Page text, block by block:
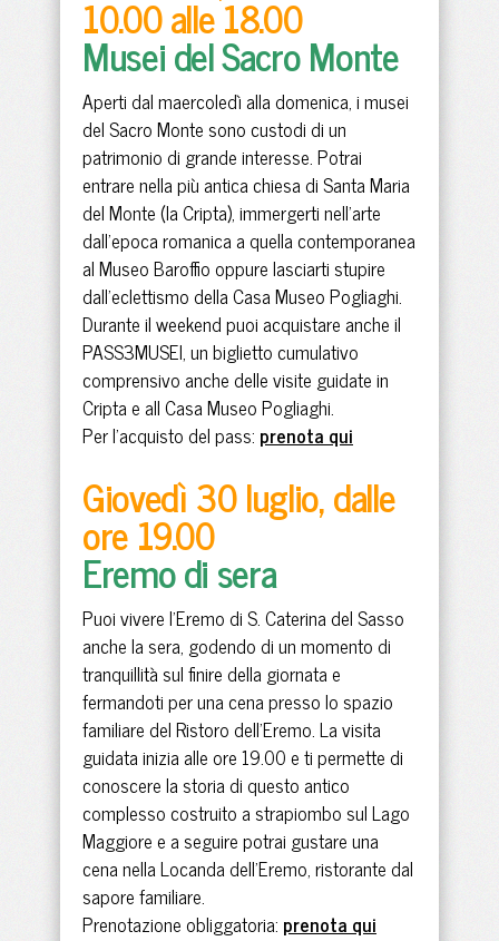
10.00 alle 18.00
Musei del Sacro Monte
Aperti dal maercoledì alla domenica, i musei
del Sacro Monte sono custodi di un
patrimonio di grande interesse. Potrai
entrare nella più antica chiesa di Santa Maria
del Monte (la Cripta), immergerti nell'arte
dall'epoca romanica a quella contemporanea
al Museo Baroffio oppure lasciarti stupire
dall'eclettismo della Casa Museo Pogliaghi.
Durante il weekend puoi acquistare anche il
PASS3MUSEI, un biglietto cumulativo
comprensivo anche delle visite guidate in
Cripta e all Casa Museo Pogliaghi.
Per l'acquisto del pass: prenota qui
Giovedì 30 luglio, dalle
ore 19.00
Eremo di sera
Puoi vivere l'Eremo di S. Caterina del Sasso
anche la sera, godendo di un momento di
tranquillità sul finire della giornata e
fermandoti per una cena presso lo spazio
familiare del Ristoro dell'Eremo. La visita
guidata inizia alle ore 19.00 e ti permette di
conoscere la storia di questo antico
complesso costruito a strapiombo sul Lago
Maggiore e a seguire potrai gustare una
cena nella Locanda dell'Eremo, ristorante dal
sapore familiare.
Prenotazione obliggatoria: prenota qui